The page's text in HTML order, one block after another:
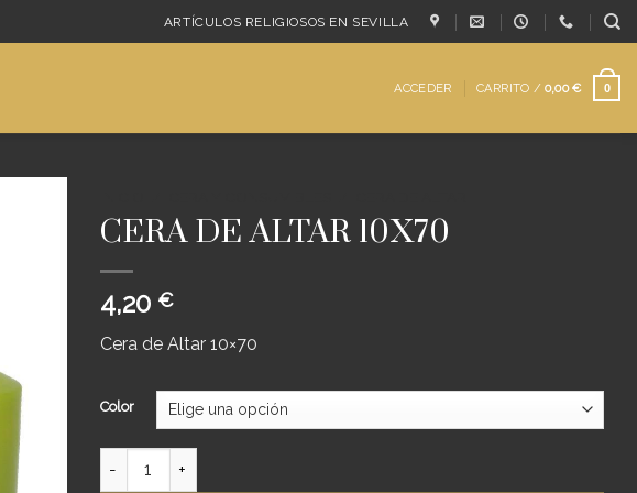
ARTÍCULOS RELIGIOSOS EN SEVILLA
ACCEDER CARRITO /0,00€ 0
CERA DE ALTAR 10X70
4,20 €
Cera de Altar 10×70
Color